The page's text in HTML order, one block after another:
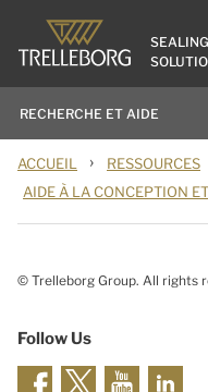
SEALING
ACCUEIL › RESSOURCES
AIDE À LA CONCEPTION
© Trelleborg Group. All rights
Follow Us